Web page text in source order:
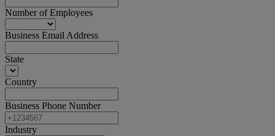
Number of Employees
Business Email Address
State
Country
Business Phone Number
Industry